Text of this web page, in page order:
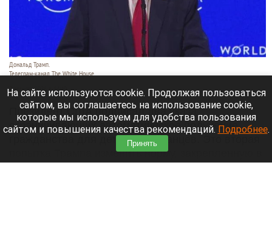
Дональд Трамп.
Телеграм-канал The White House
7 августа 2026 в 14:40
Президент США подписал два указа,
ограничивающих автоматическое получение
гражданства для детей иностранцев. Это вторая
попытка Трампа изменить норму, закрепленную в
На сайте используются cookie. Продолжая пользоваться
сайтом, вы соглашаетесь на использование cookie,
которые мы используем для удобства пользования
сайтом и повышения качества рекомендаций. Подробнее.
Принять